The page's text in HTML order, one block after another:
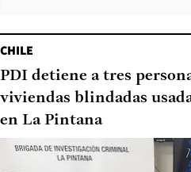
CHILE
PDI detiene a tres
viviendas blindadas
en La Pintana